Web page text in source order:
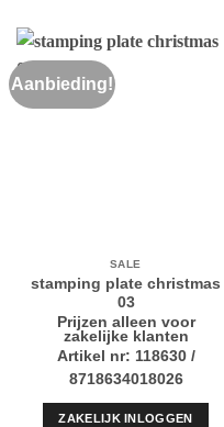
Aanbieding!
SALE
stamping plate christmas
03
Prijzen alleen voor
zakelijke klanten
Artikel nr: 118630 /
8718634018026
ZAKELIJK INLOGGEN